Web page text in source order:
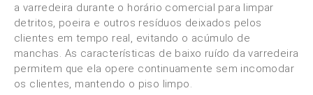
a varredeira durante o horário comercial para limpar
detritos, poeira e outros resíduos deixados pelos
clientes em tempo real, evitando o acúmulo de
manchas. As características de baixo ruído da varredeira
permitem que ela opere continuamente sem incomodar
os clientes, mantendo o piso limpo.